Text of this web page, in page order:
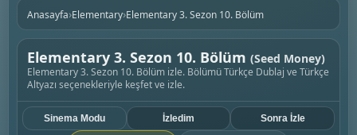
Anasayfa›Elementary›Elementary 3. Sezon 10. Bölüm
Elementary 3. Sezon 10. Bölüm (Seed Money)
Elementary 3. Sezon 10. Bölüm izle. Bölümü Türkçe Dublaj ve Türkçe
Altyazı seçenekleriyle keşfet ve izle.
Sinema Modu İzledim Sonra İzle